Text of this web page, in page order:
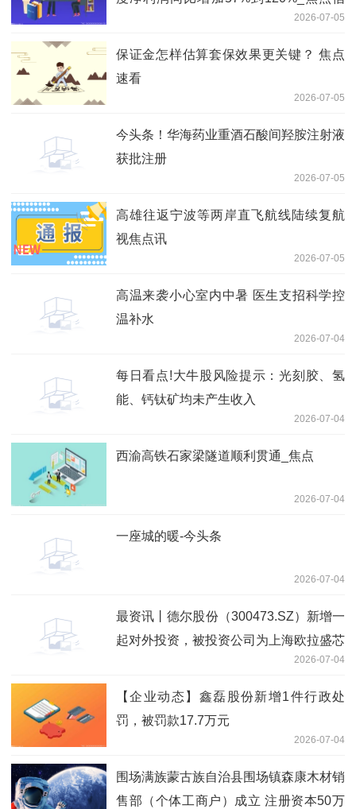
2026-07-05
保证金怎样估算套保效果更关键？ 焦点
速看
2026-07-05
今头条！华海药业重酒石酸间羟胺注射液
获批注册
2026-07-05
高雄往返宁波等两岸直飞航线陆续复航
视焦点讯
2026-07-05
高温来袭小心室内中暑 医生支招科学控
温补水
2026-07-04
每日看点!大牛股风险提示：光刻胶、氢
能、钙钛矿均未产生收入
2026-07-04
西渝高铁石家梁隧道顺利贯通_焦点
2026-07-04
一座城的暖-今头条
2026-07-04
最资讯丨德尔股份（300473.SZ）新增一
起对外投资，被投资公司为上海欧拉盛芯
2026-07-04
【企业动态】鑫磊股份新增1件行政处
罚，被罚款17.7万元
2026-07-04
围场满族蒙古族自治县围场镇森康木材销
售部（个体工商户）成立 注册资本50万